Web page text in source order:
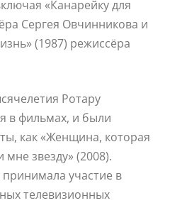
«Канарейку для
Сергея Овчинникова и
(1987) режиссёра
Ротару
в фильмах, и были
как «Женщина, которая
мне звезду» (2008).
участие в
телевизионных